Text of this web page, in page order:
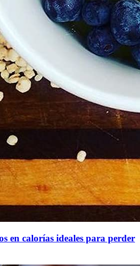
en calorías ideales para perder